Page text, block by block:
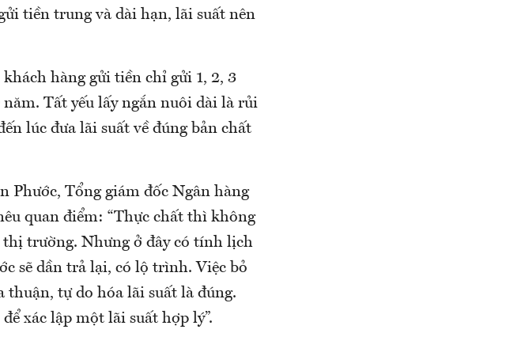
tiền trung và dài hạn, lãi suất nên
hàng gửi tiền chỉ gửi 1, 2, 3
Tất yếu lấy ngắn nuôi dài là rủi
lúc đưa lãi suất về đúng bản chất
Phước, Tổng giám đốc Ngân hàng
quan điểm: “Thực chất thì không
trường. Nhưng ở đây có tính lịch
sẽ dần trả lại, có lộ trình. Việc bỏ
thuận, tự do hóa lãi suất là đúng.
xác lập một lãi suất hợp lý”.